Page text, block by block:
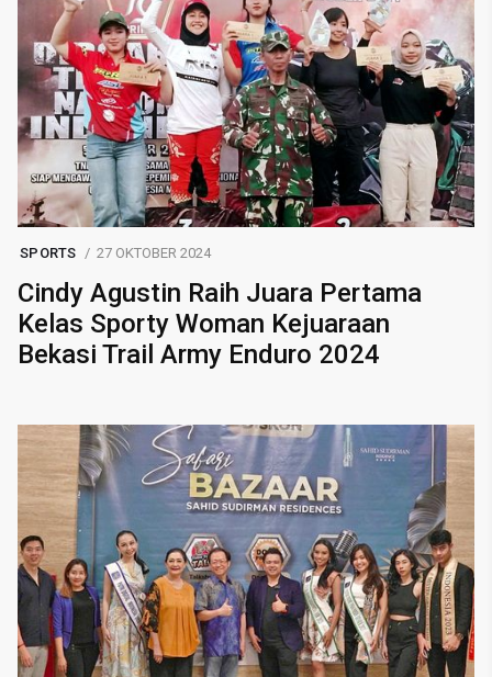
SPORTS 27 OKTOBER 2024
Cindy Agustin Raih Juara Pertama
Kelas Sporty Woman Kejuaraan
Bekasi Trail Army Enduro 2024